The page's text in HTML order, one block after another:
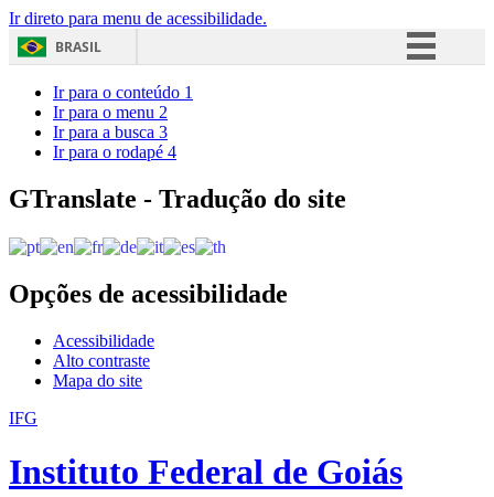
Ir direto para menu de acessibilidade.
BRASIL
Acesso à informação
Ir para o conteúdo 1
Ir para o menu 2
Ir para a busca 3
Ir para o rodapé 4
GTranslate - Tradução do site
Opções de acessibilidade
Acessibilidade
Alto contraste
Mapa do site
IFG
Instituto Federal de Goiás